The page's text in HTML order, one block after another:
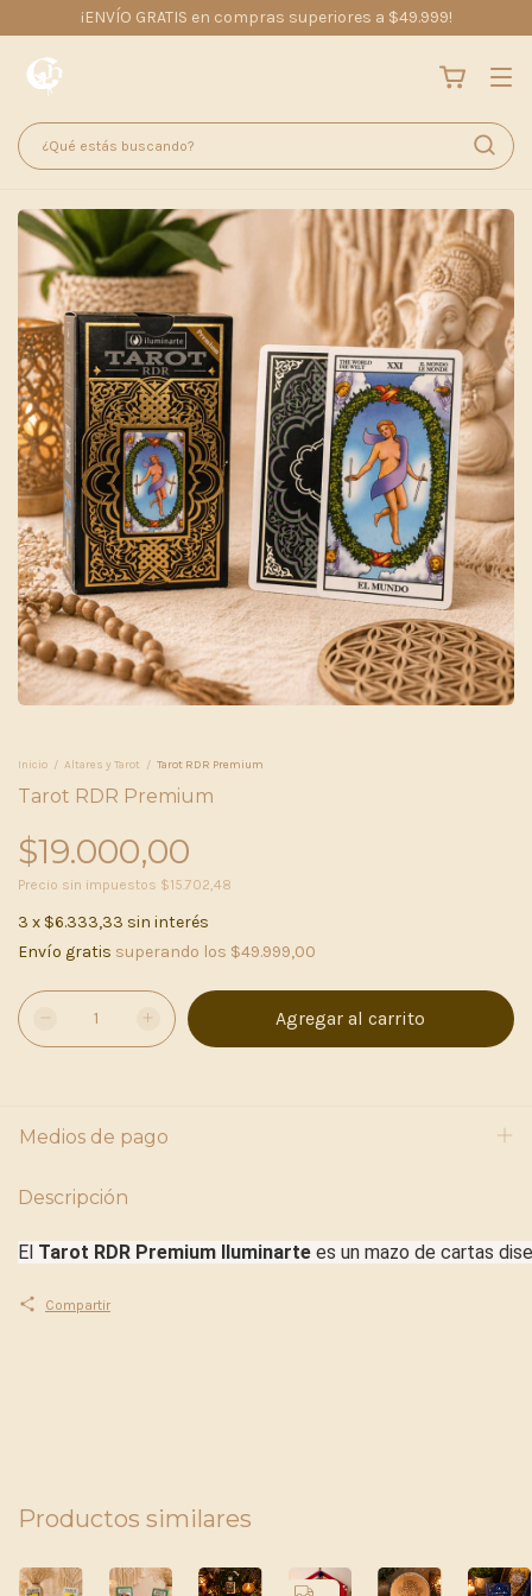
¡ENVÍO GRATIS en compras superiores a $49.999!
Inicio / Altares y Tarot / Tarot RDR Premium
Tarot RDR Premium
$19.000,00
Precio sin impuestos $15.702,48
3 x $6.333,33 sin interés
Envío gratis superando los $49.999,00
Medios de pago
Descripción
El Tarot RDR Premium Iluminarte es un mazo de cartas
Compartir
Productos similares